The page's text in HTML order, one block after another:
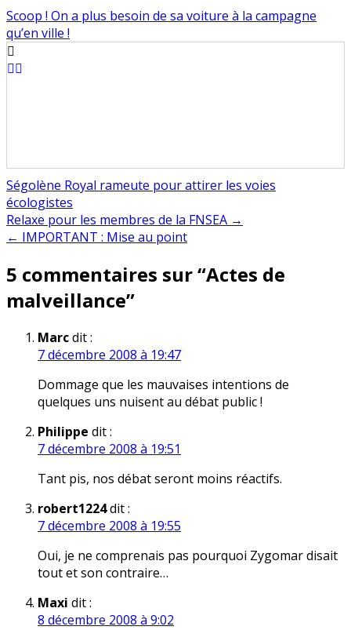
Scoop ! On a plus besoin de sa voiture à la campagne
qu’en ville !
Ségolène Royal rameute pour attirer les voies
écologistes
Navigation
de
l’article
Relaxe pour les membres de la FNSEA →
← IMPORTANT : Mise au point
5 commentaires sur “Actes de
malveillance”
Marcdit :
7 décembre 2008 à 19:47
Dommage que les mauvaises intentions de
quelques uns nuisent au débat public !
Philippe dit :
7 décembre 2008 à 19:51
Tant pis, nos débat seront moins réactifs.
robert1224dit :
7 décembre 2008 à 19:55
Oui, je ne comprenais pas pourquoi Zygomar disait
tout et son contraire…
Maxi dit :
8 décembre 2008 à 9:02